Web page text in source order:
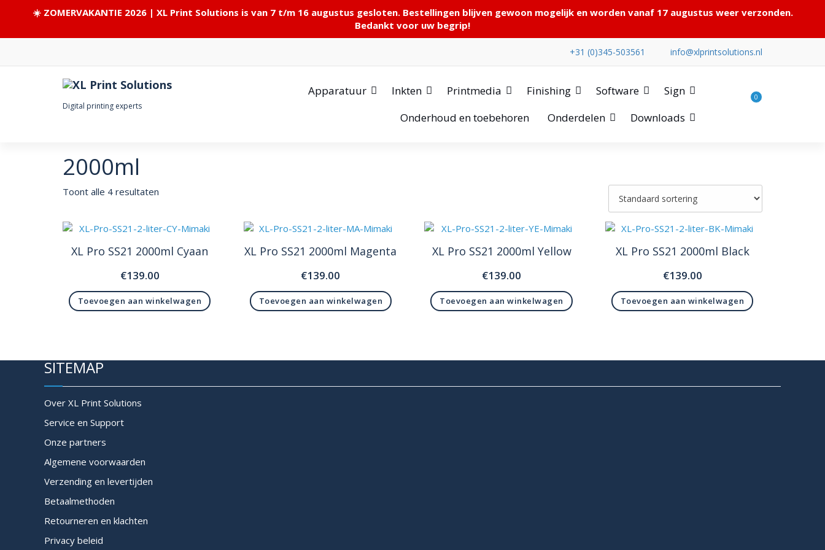
☀️ ZOMERVAKANTIE 2026 | XL Print Solutions is van 7 t/m 16 augustus gesloten. Bestellingen blijven gewoon mogelijk en worden vanaf 17 augustus weer verzonden.
Bedankt voor uw begrip!
info@xlprintsolutions.nl
+31 (0)345-503561
Digital printing experts
Apparatuur Inkten Printmedia Finishing Software
Sign
Onderhoud en toebehoren
Onderdelen Downloads
0
2000ml
Toont alle 4 resultaten
XL Pro SS21 2000ml Cyaan
€139.00
Toevoegen aan winkelwagen
XL Pro SS21 2000ml Magenta
€139.00
Toevoegen aan winkelwagen
XL Pro SS21 2000ml Yellow
€139.00
Toevoegen aan winkelwagen
XL Pro SS21 2000ml Black
€139.00
Toevoegen aan winkelwagen
SITEMAP
Over XL Print Solutions
Service en Support
Onze partners
Algemene voorwaarden
Verzending en levertijden
Betaalmethoden
Retourneren en klachten
Privacy beleid